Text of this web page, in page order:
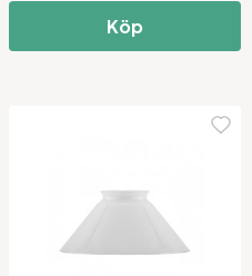
Köp